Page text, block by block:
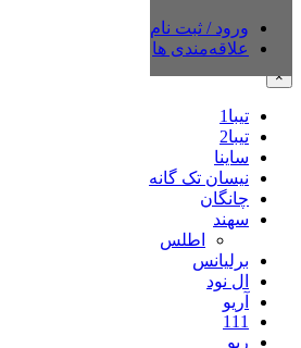
دسته‌بندی‌ها
×
تیبا1
تیبا2
ساینا
نیسان تک گانه
چانگان
سهند
اطلس
برلیانس
ال نود
آریو
111
ریو
ورود / ثبت نام
علاقه‌مندی ها